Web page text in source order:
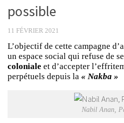
possible
11 FÉVRIER 2021
L’objectif de cette campagne
un espace social qui refuse de
coloniale et d’accepter
perpétuels depuis la « Nakba »
Nabil Anan,